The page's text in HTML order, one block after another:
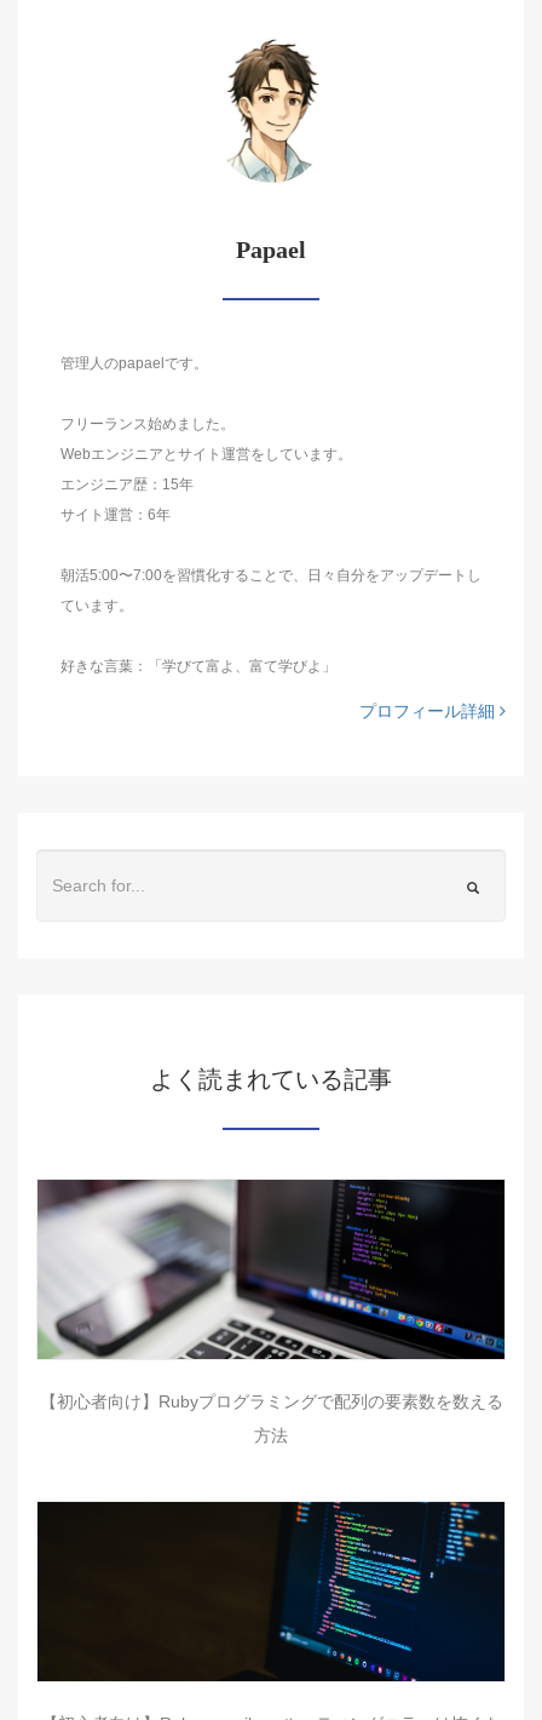
Papael
管理人のpapaelです。
フリーランス始めました。
Webエンジニアとサイト運営をしています。
エンジニア歴：15年
サイト運営：6年
朝活5:00〜7:00を習慣化することで、日々自分をアップデートし
ています。
好きな言葉：「学びて富よ、富て学びよ」
プロフィール詳細
よく読まれている記事
【初心者向け】Rubyプログラミングで配列の要素数を数える
方法